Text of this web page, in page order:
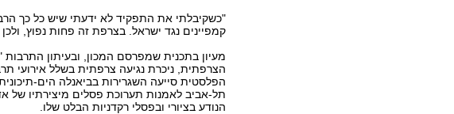
"כשקיבלתי את התפקיד לא ידעתי שיש כל כך
קמפיינים נגד ישראל. בצרפת זה פחות נפוץ,
מעיון בתכנית שמפרסם המכון, ובעיתון התרבות
הצרפתית, ניכרת נגיעה צרפתית בשלל אירועי
הפלסטית סייעה השגרירות בביאנלה הים-
הנודע בציורי ובפסלי רקדניות הבלט שלו.